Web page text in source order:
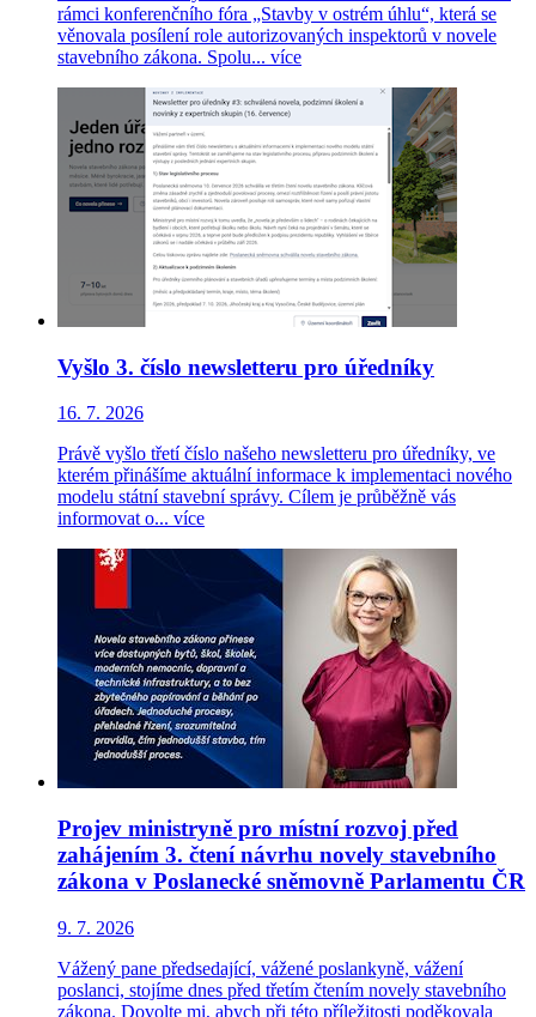
rámci konferenčního fóra „Stavby v ostrém úhlu“, která se
věnovala posílení role autorizovaných inspektorů v novele
stavebního zákona. Spolu... více
Vyšlo 3. číslo newsletteru pro úředníky
16. 7. 2026
Právě vyšlo třetí číslo našeho newsletteru pro úředníky, ve
kterém přinášíme aktuální informace k implementaci nového
modelu státní stavební správy. Cílem je průběžně vás
informovat o... více
Projev ministryně pro místní rozvoj před
zahájením 3. čtení návrhu novely stavebního
zákona v Poslanecké sněmovně Parlamentu ČR
9. 7. 2026
Vážený pane předsedající, vážené poslankyně, vážení
poslanci, stojíme dnes před třetím čtením novely stavebního
zákona. Dovolte mi, abych při této příležitosti poděkovala